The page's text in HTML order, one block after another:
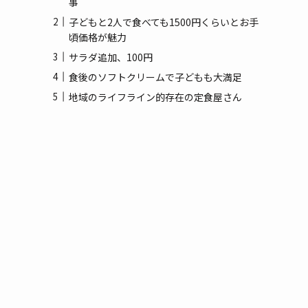
(1)
子どもと2人で食べても1500円くらいとお手
頃価格が魅力
サラダ追加、100円
食後のソフトクリームで子どもも大満足
地域のライフライン的存在の定食屋さん